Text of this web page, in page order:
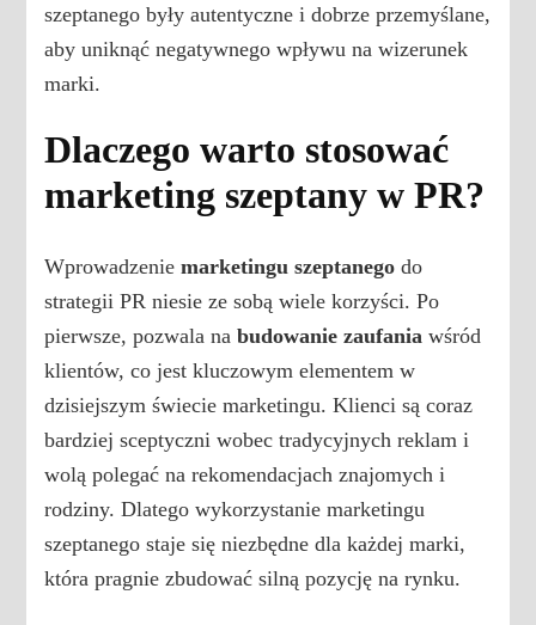
szeptanego były autentyczne i dobrze przemyślane,
aby uniknąć negatywnego wpływu na wizerunek
marki.
Dlaczego warto stosować
marketing szeptany w PR?
Wprowadzeniemarketingu szeptanego do
strategii PR niesie ze sobą wiele korzyści. Po
pierwsze, pozwala nabudowanie zaufania wśród
klientów, co jest kluczowym elementem w
dzisiejszym świecie marketingu. Klienci są coraz
bardziej sceptyczni wobec tradycyjnych reklam i
wolą polegać na rekomendacjach znajomych i
rodziny. Dlatego wykorzystanie marketingu
szeptanego staje się niezbędne dla każdej marki,
która pragnie zbudować silną pozycję na rynku.